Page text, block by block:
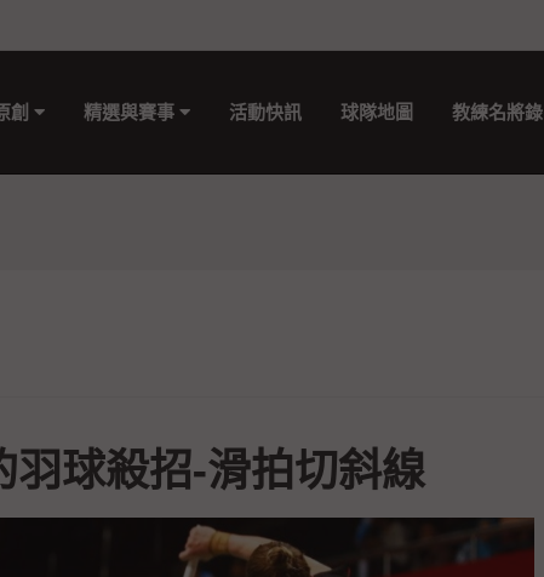
創 精選與賽事 活動快訊 球隊地圖 教練名將錄
球殺招-滑拍切斜線